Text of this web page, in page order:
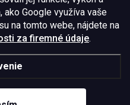
Google využíva vaše
na tomto webe, nájdete na
za firemné údaje.
HTTPS sú vaše citlivé
bezpečí.
Slovakia s.r.o.,
811 09